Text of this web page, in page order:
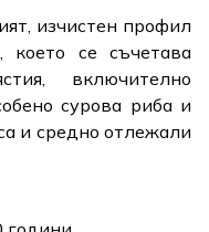
изчистен профил
което се съчетава
включително
сурова риба и
и средно отлежали